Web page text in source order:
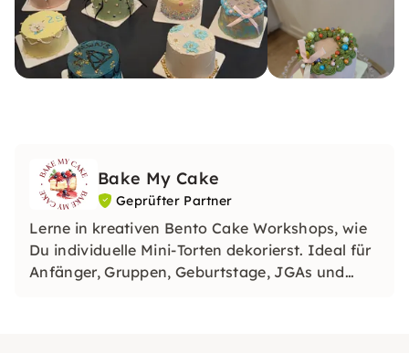
Bake My Cake
Geprüfter Partner
Lerne in kreativen Bento Cake Workshops, wie
Du individuelle Mini-Torten dekorierst. Ideal für
Anfänger, Gruppen, Geburtstage, JGAs und